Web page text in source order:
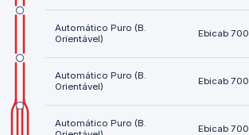
Automático Puro (B.
Orientável)
Automático Puro (B.
Orientável)
Automático Puro (B.
Ebicab 700
Ebicab 700
Ebicab 700